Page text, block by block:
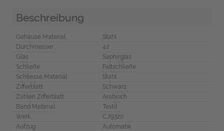
Beschreibung
Gehäuse Material
Stahl
Durchmesser
42
Glas
Saphirglas
Schließe
Faltschließe
Schliesse Material
Stahl
Zifferblatt
Schwarz
Zahlen Zifferblatt
Arabisch
Band Material
Textil
Werk
C.79320
Aufzug
Automatik